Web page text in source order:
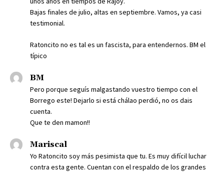
Bajas finales de julio, altas en septiembre. Vamos, ya casi
testimonial.
Ratoncito no es tal es un fascista, para entendernos. BM el
típico
BM
Pero porque seguís malgastando vuestro tiempo con el
Borrego este! Dejarlo si está chálao perdió, no os dais
cuenta.
Que te den mamon!!
Mariscal
Yo Ratoncito soy más pesimista que tu. Es muy difícil luchar
contra esta gente. Cuentan con el respaldo de los grandes